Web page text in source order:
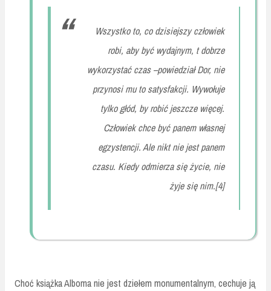
Wszystko to, co dzisiejszy człowiek
robi, aby być wydajnym, t dobrze
wykorzystać czas –powiedział Dor, nie
przynosi mu to satysfakcji. Wywołuje
tylko głód, by robić jeszcze więcej.
Człowiek chce być panem własnej
egzystencji. Ale nikt nie jest panem
czasu. Kiedy odmierza się życie, nie
żyje się nim.[4]
Choć książka Alboma nie jest dziełem monumentalnym, cechuje ją